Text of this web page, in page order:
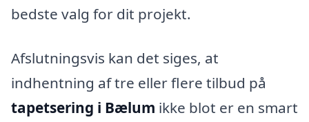
bedste valg for dit projekt.
Afslutningsvis kan det siges, at
indhentning af tre eller flere tilbud på
tapetsering i Bælum ikke blot er en smart